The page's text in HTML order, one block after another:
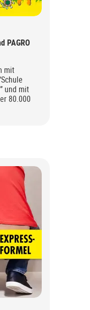
PAGRO
mit
und mit
80.000